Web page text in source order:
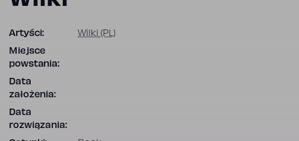
Artyści: Wilki (PL)
Miejsce
powstania:
Data
założenia:
Data
rozwiązania: